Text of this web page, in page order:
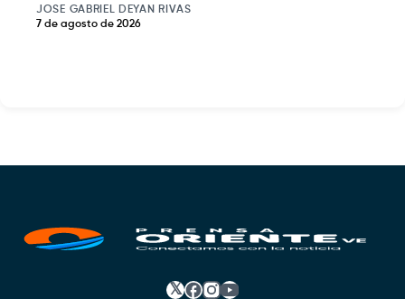
JOSE GABRIEL DEYAN RIVAS
7 de agosto de 2026
𝕏